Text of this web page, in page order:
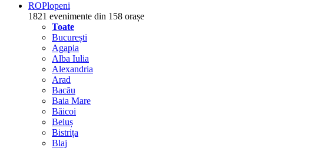
ROPlopeni
1821 evenimente din 158 orașe
Toate
București
Agapia
Alba Iulia
Alexandria
Arad
Bacău
Baia Mare
Băicoi
Beiuș
Bistrița
Blaj